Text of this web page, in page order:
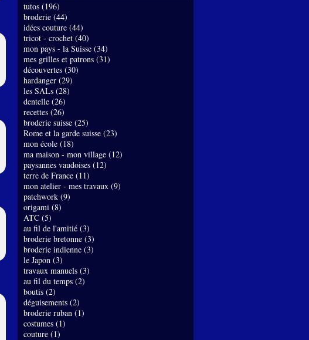
tutos (196)
broderie (44)
idées couture (44)
tricot - crochet (40)
mon pays - la Suisse (34)
mes grilles et patrons (31)
découvertes (30)
hardanger (29)
les SALs (28)
dentelle (26)
recettes (26)
broderie suisse (25)
Rome et la garde suisse (23)
mon école (18)
ma maison - mon village (12)
paysannes vaudoises (12)
terre de France (11)
mon atelier - mes travaux (9)
patchwork (9)
origami (8)
ATC (5)
au fil de l'amitié (3)
broderie bretonne (3)
broderie indienne (3)
le Japon (3)
travaux manuels (3)
au fil du temps (2)
boutis (2)
déguisements (2)
broderie ruban (1)
costumes (1)
couture (1)